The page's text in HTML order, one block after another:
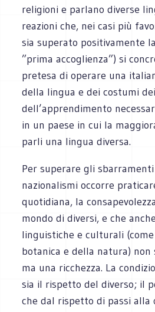
religioni e parlano diverse
reazioni che, nei casi più
sia superato positivamente
”prima accoglienza”) si
pretesa di operare una
della lingua e dei costumi
dell’apprendimento
in un paese in cui la
parli una lingua diversa.
Per superare gli
nazionalismi occorre
quotidiana, la
mondo di diversi, e che
linguistiche e culturali
botanica e della natura) non
ma una ricchezza. La
sia il rispetto del diverso; il
che dal rispetto di passi alla